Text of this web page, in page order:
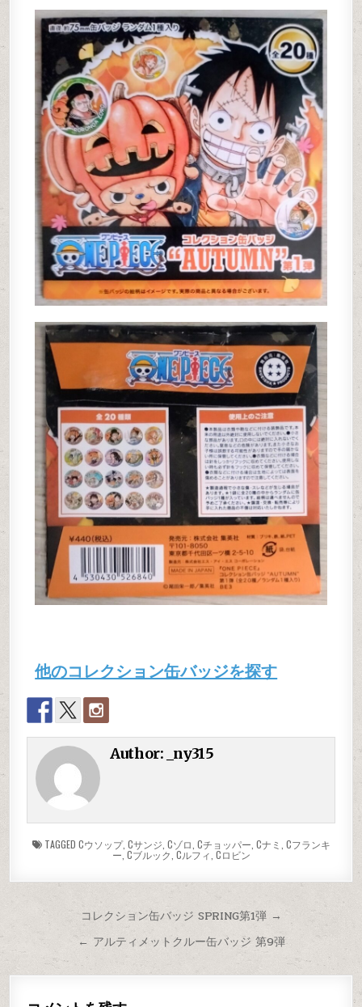
他のコレクション缶バッジを探す
Author: _ny315
TAGGED Cウソップ, Cサンジ Cゾロ Cチョッパー Cナミ Cフランキ
ー,Cブルック ,Cルフィ Cロビン
コレクション缶バッジ SPRING第1弾 →
← アルティメットクルー缶バッジ 第9弾